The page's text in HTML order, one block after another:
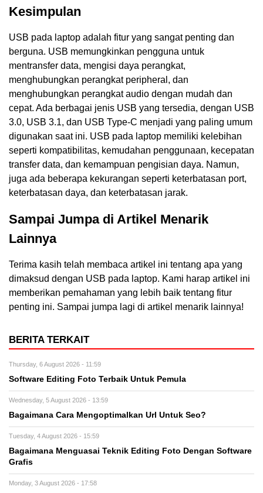
Kesimpulan
USB pada laptop adalah fitur yang sangat penting dan
berguna. USB memungkinkan pengguna untuk
mentransfer data, mengisi daya perangkat,
menghubungkan perangkat peripheral, dan
menghubungkan perangkat audio dengan mudah dan
cepat. Ada berbagai jenis USB yang tersedia, dengan USB
3.0, USB 3.1, dan USB Type-C menjadi yang paling umum
digunakan saat ini. USB pada laptop memiliki kelebihan
seperti kompatibilitas, kemudahan penggunaan, kecepatan
transfer data, dan kemampuan pengisian daya. Namun,
juga ada beberapa kekurangan seperti keterbatasan port,
keterbatasan daya, dan keterbatasan jarak.
Sampai Jumpa di Artikel Menarik
Lainnya
Terima kasih telah membaca artikel ini tentang apa yang
dimaksud dengan USB pada laptop. Kami harap artikel ini
memberikan pemahaman yang lebih baik tentang fitur
penting ini. Sampai jumpa lagi di artikel menarik lainnya!
BERITA TERKAIT
Thursday, 6 August 2026 - 11:59
Software Editing Foto Terbaik Untuk Pemula
Wednesday, 5 August 2026 - 13:59
Bagaimana Cara Mengoptimalkan Url Untuk Seo?
Tuesday, 4 August 2026 - 15:59
Bagaimana Menguasai Teknik Editing Foto Dengan Software
Grafis
Monday, 3 August 2026 - 17:58